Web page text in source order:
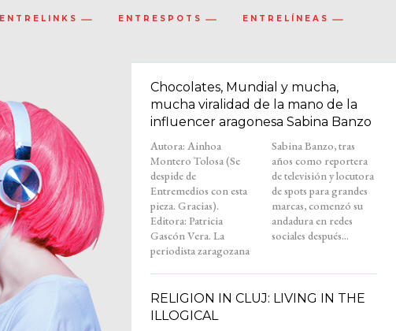
ENTRELINKS ENTRESPOTS ENTRELÍNEAS
Chocolates, Mundial y mucha,
mucha viralidad de la mano de la
influencer aragonesa Sabina Banzo
Autora: Ainhoa
Montero Tolosa (Se
despide de
Entremedios con esta
pieza. Gracias).
Editora: Patricia
Gascón Vera. La
periodista zaragozana
Sabina Banzo, tras
años como reportera
de televisión y locutora
de spots para grandes
marcas, comenzó su
andadura en redes
sociales después...
RELIGION IN CLUJ: LIVING IN THE
ILLOGICAL